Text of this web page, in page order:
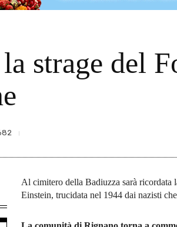
strage del
Al cimitero della Badiuzza sarà ricordata
Einstein, trucidata nel 1944 dai nazisti